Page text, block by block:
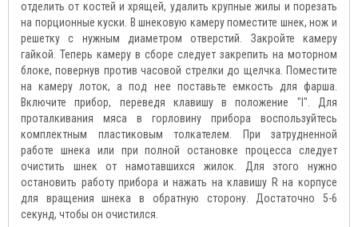
отделить от костей и хрящей, удалить крупные жилы и порезать
на порционные куски. В шнековую камеру поместите шнек, нож и
решетку с нужным диаметром отверстий. Закройте камеру
гайкой. Теперь камеру в сборе следует закрепить на моторном
блоке, повернув против часовой стрелки до щелчка. Поместите
на камеру лоток, а под нее поставьте емкость для фарша.
Включите прибор, переведя клавишу в положение "I". Для
проталкивания мяса в горловину прибора воспользуйтесь
комплектным пластиковым толкателем. При затрудненной
работе шнека или при полной остановке процесса следует
очистить шнек от намотавшихся жилок. Для этого нужно
остановить работу прибора и нажать на клавишу R на корпусе
для вращения шнека в обратную сторону. Достаточно 5-6
секунд, чтобы он очистился.